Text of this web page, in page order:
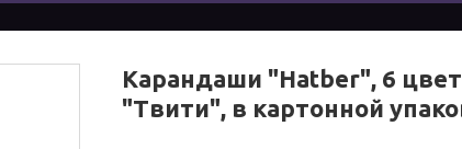
Карандаши "Hatber", 6
"Твити", в картонной